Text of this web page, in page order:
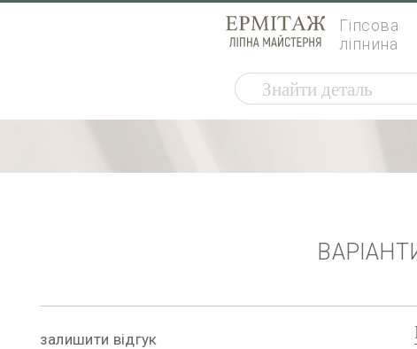
Гіпсова
ліпнина
залишити відгук